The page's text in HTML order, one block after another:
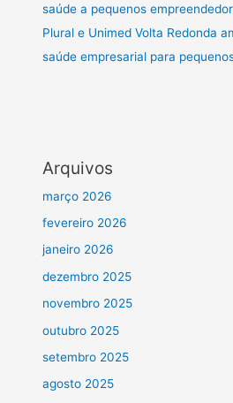
saúde a pequenos
Plural e Unimed Volta Redonda
saúde empresarial para
Arquivos
março 2026
fevereiro 2026
janeiro 2026
dezembro 2025
novembro 2025
outubro 2025
setembro 2025
agosto 2025